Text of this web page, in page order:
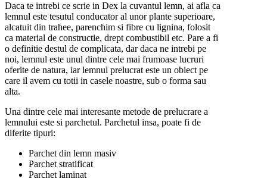
Daca te intrebi ce scrie in Dex la cuvantul lemn, ai afla ca
lemnul este tesutul conducator al unor plante superioare,
alcatuit din trahee, parenchim si fibre cu lignina, folosit
ca material de constructie, drept combustibil etc. Pare a fi
o definitie destul de complicata, dar daca ne intrebi pe
noi, lemnul este unul dintre cele mai frumoase lucruri
oferite de natura, iar lemnul prelucrat este un obiect pe
care il avem cu totii in casele noastre, sub o forma sau
alta.
Una dintre cele mai interesante metode de prelucrare a
lemnului este si parchetul. Parchetul insa, poate fi de
diferite tipuri:
Parchet din lemn masiv
Parchet stratificat
Parchet laminat